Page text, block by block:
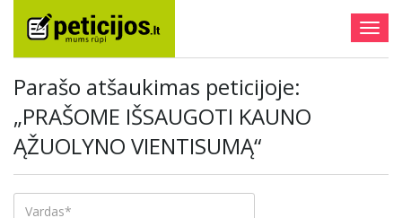
Parašo atšaukimas peticijoje:
„PRAŠOME IŠSAUGOTI KAUNO
ĄŽUOLYNO VIENTISUMĄ“